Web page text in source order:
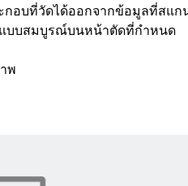
กอบที่วัดได้ออกจากข้อมูลที่สแก
แบบสมบูรณ์บนหน้าตัดที่กำหนด
พ